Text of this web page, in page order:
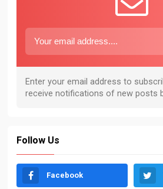
Follow Us
Facebook